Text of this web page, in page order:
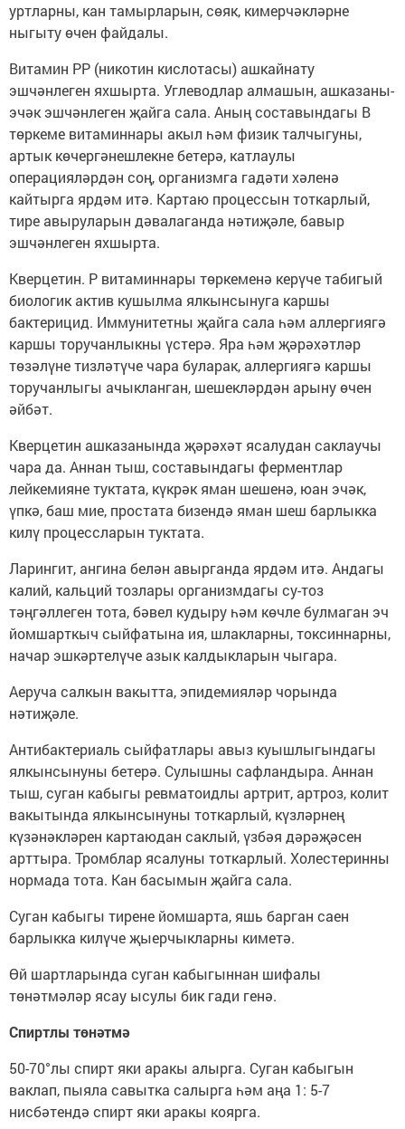
уртларны, кан тамырларын, сөяк, кимерчәкләрне
ныгыту өчен файдалы.
Витамин РР (никотин кислотасы) ашкайнату
эшчәнлеген яхшырта. Углеводлар алмашын, ашказаны-
эчәк эшчәнлеген җайга сала. Аның составындагы В
төркеме витаминнары акыл һәм физик талчыгуны,
артык көчергәнешлекне бетерә, катлаулы
операцияләрдән соң, организмга гадәти хәленә
кайтырга ярдәм итә. Картаю процессын тоткарлый,
тире авыруларын дәвалаганда нәтиҗәле, бавыр
эшчәнлеген яхшырта.
Кверцетин. Р витаминнары төркеменә керүче табигый
биологик актив кушылма ялкынсынуга каршы
бактерицид. Иммунитетны җайга сала һәм аллергиягә
каршы торучанлыкны үстерә. Яра һәм җәрәхәтләр
төзәлүне тизләтүче чара буларак, аллергиягә каршы
торучанлыгы ачыкланган, шешекләрдән арыну өчен
әйбәт.
Кверцетин ашказанында җәрәхәт ясалудан саклаучы
чара да. Аннан тыш, составындагы ферментлар
лейкемияне туктата, күкрәк яман шешенә, юан эчәк,
үпкә, баш мие, простата бизендә яман шеш барлыкка
килү процессларын туктата.
Ларингит, ангина белән авырганда ярдәм итә. Андагы
калий, кальций тозлары организмдагы су-тоз
тәңгәллеген тота, бәвел кудыру һәм көчле булмаган эч
йомшарткыч сыйфатына ия, шлакларны, токсиннарны,
начар эшкәртелүче азык калдыкларын чыгара.
Аеруча салкын вакытта, эпидемияләр чорында
нәтиҗәле.
Антибактериаль сыйфатлары авыз куышлыгындагы
ялкынсынуны бетерә. Сулышны сафландыра. Аннан
тыш, суган кабыгы ревматоидлы артрит, артроз, колит
вакытында ялкынсынуны тоткарлый, күзләрнең
күзәнәкләрен картаюдан саклый, үзбәя дәрәҗәсен
арттыра. Тромблар ясалуны тоткарлый. Холестеринны
нормада тота. Кан басымын җайга сала.
Суган кабыгы тирене йомшарта, яшь барган саен
барлыкка килүче җыерчыкларны киметә.
Өй шартларында суган кабыгыннан шифалы
төнәтмәләр ясау ысулы бик гади генә.
Спиртлы төнәтмә
50-70°лы спирт яки аракы алырга. Суган кабыгын
ваклап, пыяла савытка салырга һәм аңа 1: 5-7
нисбәтендә спирт яки аракы коярга.